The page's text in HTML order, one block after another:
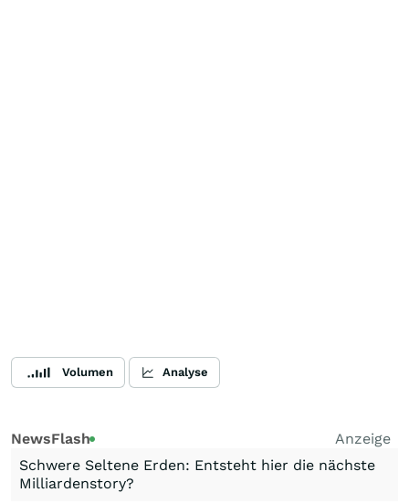
Volumen Analyse
NewsFlash
Anzeige
Schwere Seltene Erden: Entsteht hier die nächste
Milliardenstory?